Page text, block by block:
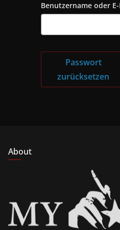
Benutzername oder
Passwort
zurücksetzen
About